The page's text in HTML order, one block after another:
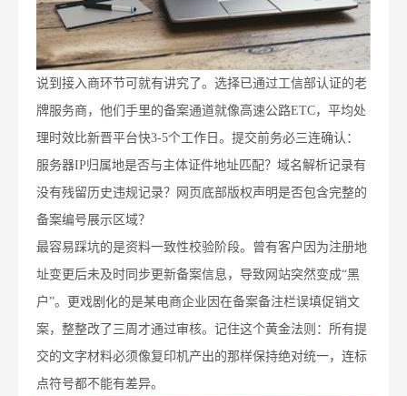
说到接入商环节可就有讲究了。选择已通过工信部认证的老
牌服务商，他们手里的备案通道就像高速公路ETC，平均处
理时效比新晋平台快3-5个工作日。提交前务必三连确认：
服务器IP归属地是否与主体证件地址匹配？域名解析记录有
没有残留历史违规记录？网页底部版权声明是否包含完整的
备案编号展示区域？
最容易踩坑的是资料一致性校验阶段。曾有客户因为注册地
址变更后未及时同步更新备案信息，导致网站突然变成“黑
户”。更戏剧化的是某电商企业因在备案备注栏误填促销文
案，整整改了三周才通过审核。记住这个黄金法则：所有提
交的文字材料必须像复印机产出的那样保持绝对统一，连标
点符号都不能有差异。